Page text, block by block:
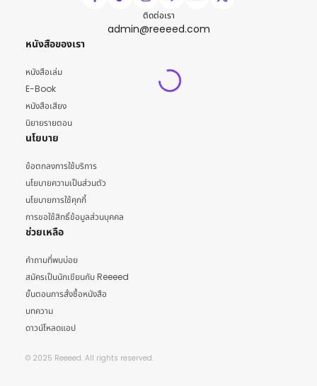
ติดต่อเรา
admin@reeeed.com
หนังสือของเรา
หนังสือเล่ม
E-Book
หนังสือเสียง
นิยายรายตอน
นโยบาย
ข้อตกลงการใช้บริการ
นโยบายความเป็นส่วนตัว
นโยบายการใช้คุกกี้
การขอใช้สิทธิ์ข้อมูลส่วนบุคคล
ช่วยเหลือ
คำถามที่พบบ่อย
สมัครเป็นนักเขียนกับ Reeeed
ขั้นตอนการสั่งซื้อหนังสือ
บทความ
ดาวน์โหลดแอป
© 2025 Reeeed. All rights reserved.